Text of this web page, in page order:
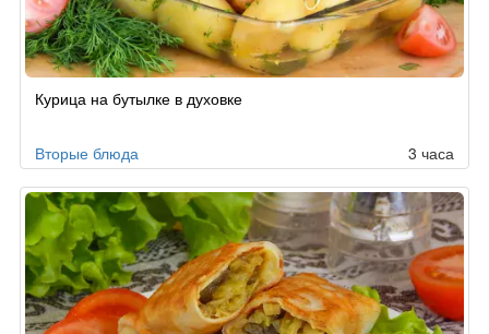
Курица на бутылке в духовке
Вторые блюда 3 часа